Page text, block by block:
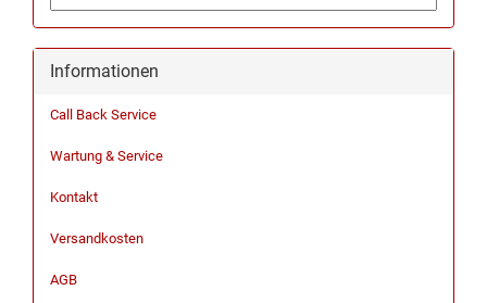
Informationen
Call Back Service
Wartung & Service
Kontakt
Versandkosten
AGB